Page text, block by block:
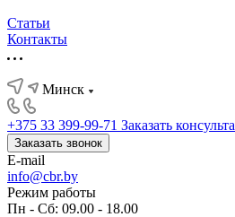
Статьи
Контакты
Минск
+375 33 399-99-71 Заказать
Заказать звонок
E-mail
info@cbr.by
Режим работы
Пн - Сб: 09.00 - 18.00